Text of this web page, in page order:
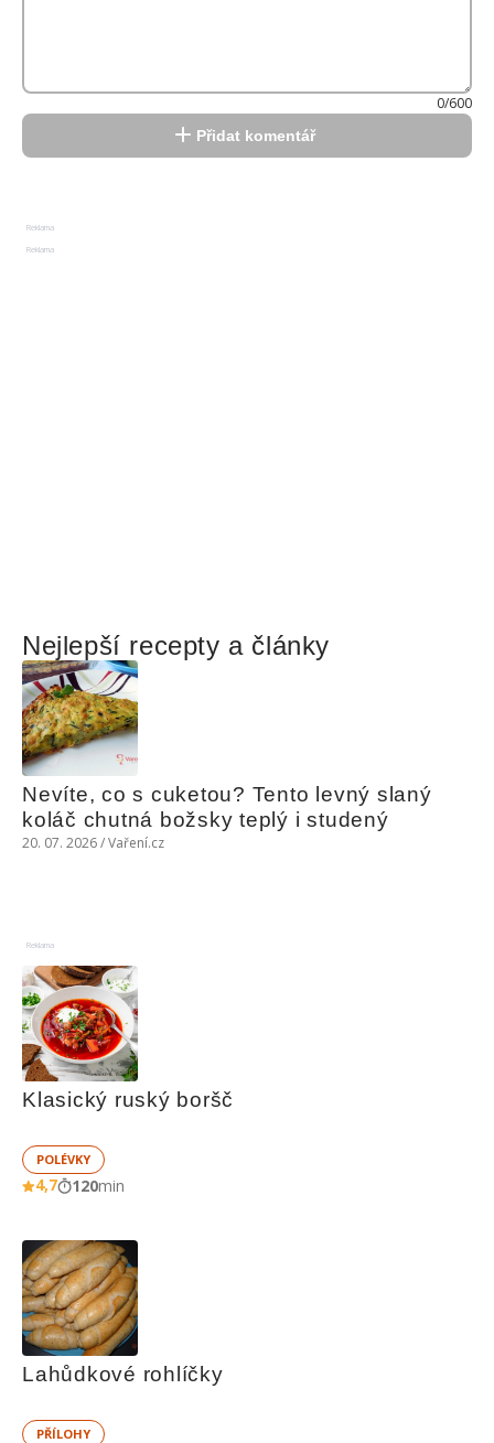
0/600
Přidat komentář
Reklama
Reklama
Nejlepší recepty a články
Nevíte, co s cuketou? Tento levný slaný
koláč chutná božsky teplý i studený
20. 07. 2026 / Vaření.cz
Reklama
Klasický ruský boršč
POLÉVKY
4,7 120min
Lahůdkové rohlíčky
PŘÍLOHY